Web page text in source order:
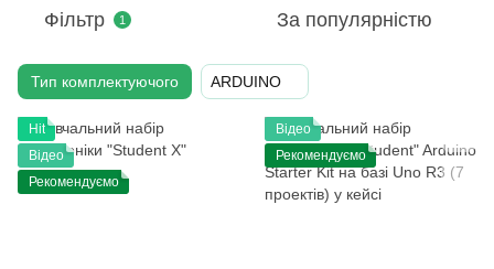
Фільтр 1 За популярністю
Тип комплектуючого ARDUINO
Hit
Відео
Рекомендуємо
Відео
Рекомендуємо